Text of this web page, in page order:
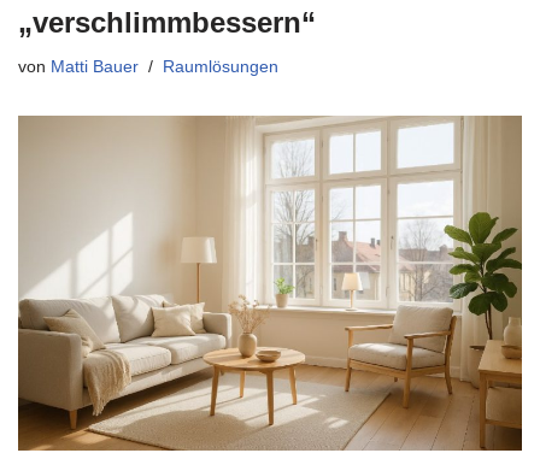
„verschlimmbessern“
von Matti Bauer Raumlösungen